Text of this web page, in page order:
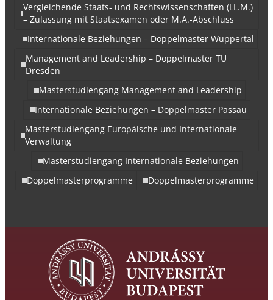
Vergleichende Staats- und Rechtswissenschaften (LL.M.)
– Zulassung mit Staatsexamen oder M.A.-Abschluss
Internationale Beziehungen – Doppelmaster Wuppertal
Management and Leadership – Doppelmaster TU
Dresden
Masterstudiengang Management and Leadership
Internationale Beziehungen – Doppelmaster Passau
Masterstudiengang Europäische und Internationale
Verwaltung
Masterstudiengang Internationale Beziehungen
Doppelmasterprogramme
Doppelmasterprogramme